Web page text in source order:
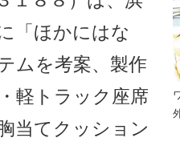
「ほかにはな
ムを考案、製作
軽トラック座席
当てクッション